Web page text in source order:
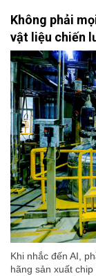
Không phải
vật liệu chiến
Khi nhắc đến AI,
hãng sản xuất